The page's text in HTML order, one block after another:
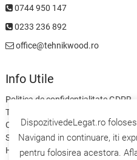
0744 950 147
0233 236 892
office@tehnikwood.ro
Info Utile
Politica de confidentialitate GDPR
Termeni si Conditii
Contact
Servicii
Home
DispozitivedeLegat.ro
Navigand in continuare, iti
pentru folosirea acestora.